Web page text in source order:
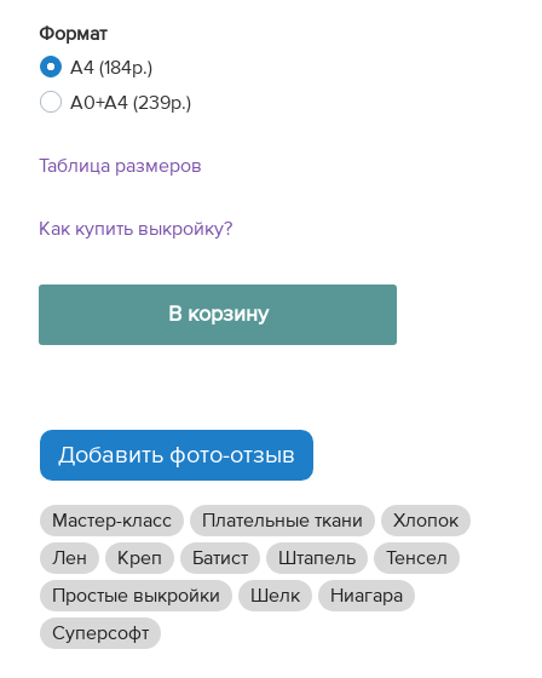
Формат
A4 (184р.)
A0+A4 (239р.)
Таблица размеров
Как купить выкройку?
В корзину
Добавить фото-отзыв
Мастер-класс Плательные ткани
Хлопок
Лен
Креп Батист Штапель
Тенсел
Простые выкройки
Шелк
Ниагара
Суперсофт